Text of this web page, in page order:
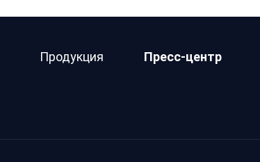
Продукция Пресс-центр